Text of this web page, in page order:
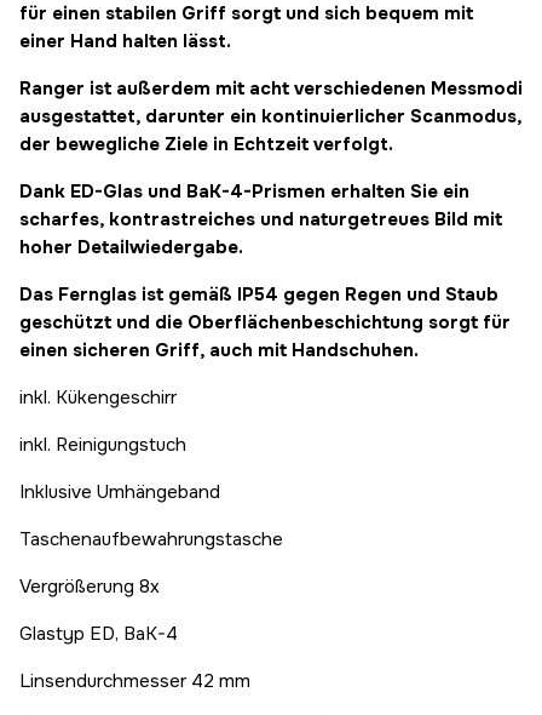
für einen stabilen Griff sorgt und sich bequem mit
einer Hand halten lässt.
Ranger ist außerdem mit acht verschiedenen Messmodi
ausgestattet, darunter ein kontinuierlicher Scanmodus,
der bewegliche Ziele in Echtzeit verfolgt.
Dank ED-Glas und BaK-4-Prismen erhalten Sie ein
scharfes, kontrastreiches und naturgetreues Bild mit
hoher Detailwiedergabe.
Das Fernglas ist gemäß IP54 gegen Regen und Staub
geschützt und die Oberflächenbeschichtung sorgt für
einen sicheren Griff, auch mit Handschuhen.
inkl. Kükengeschirr
inkl. Reinigungstuch
Inklusive Umhängeband
Taschenaufbewahrungstasche
Vergrößerung 8x
Glastyp ED, BaK-4
Linsendurchmesser 42 mm